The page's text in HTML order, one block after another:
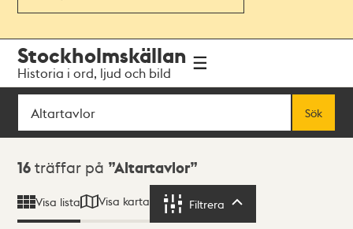
navigationen
huvudinnehållet
Stockholmskällan
Historia i ord, ljud och bild
Sök
Sök
Sökresultat
16 träffar på Altartavlor
Visa lista Visa karta Filtrera